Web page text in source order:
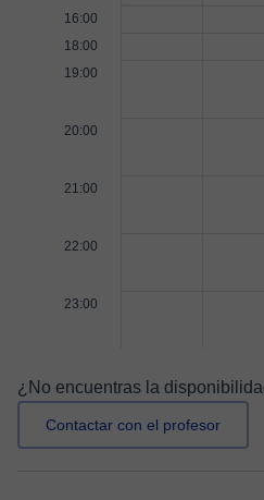
16:00
18:00
19:00
20:00
21:00
22:00
23:00
¿No encuentras la
Contactar con el profesor